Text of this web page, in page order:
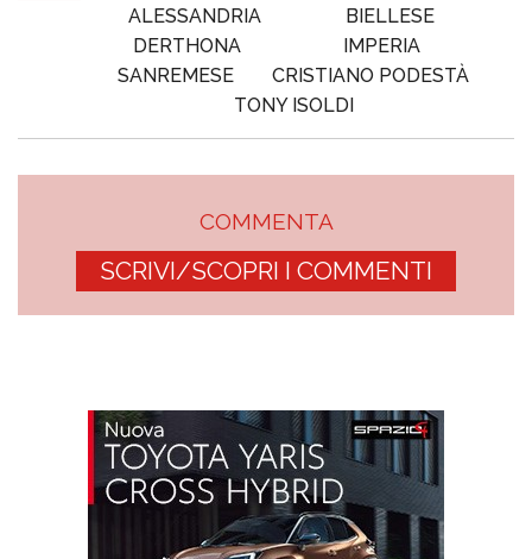
ALESSANDRIA
BIELLESE
DERTHONA
IMPERIA
SANREMESE
CRISTIANO PODESTÀ
TONY ISOLDI
COMMENTA
SCRIVI/SCOPRI I COMMENTI